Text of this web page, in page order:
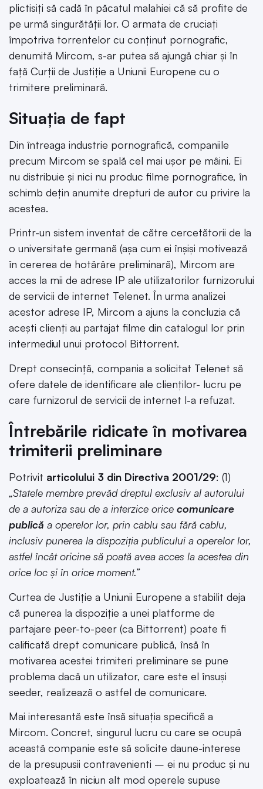
plictisiți să cadă în păcatul malahiei că să profite de
pe urmă singurătății lor. O armata de cruciați
împotriva torrentelor cu conținut pornografic,
denumită Mircom, s-ar putea să ajungă chiar și în
față Curții de Justiție a Uniunii Europene cu o
trimitere preliminară.
Situația de fapt
Din întreaga industrie pornografică, companiile
precum Mircom se spală cel mai ușor pe mâini. Ei
nu distribuie și nici nu produc filme pornografice, în
schimb dețin anumite drepturi de autor cu privire la
acestea.
Printr-un sistem inventat de către cercetătorii de la
o universitate germană (așa cum ei înșiși motivează
în cererea de hotărâre preliminară), Mircom are
acces la mii de adrese IP ale utilizatorilor furnizorului
de servicii de internet Telenet. În urma analizei
acestor adrese IP, Mircom a ajuns la concluzia că
acești clienți au partajat filme din catalogul lor prin
intermediul unui protocol Bittorrent.
Drept consecință, compania a solicitat Telenet să
ofere datele de identificare ale clienților- lucru pe
care furnizorul de servicii de internet l-a refuzat.
Întrebările ridicate în motivarea
trimiterii preliminare
Potrivit articolului 3 din Directiva 2001/29: (1)
„Statele membre prevăd dreptul exclusiv al autorului
de a autoriza sau de a interzice orice comunicare
publică a operelor lor, prin cablu sau fără cablu,
inclusiv punerea la dispoziția publicului a operelor lor,
astfel încât oricine să poată avea acces la acestea din
orice loc și în orice moment.”
Curtea de Justiție a Uniunii Europene a stabilit deja
că punerea la dispoziție a unei platforme de
partajare peer-to-peer (ca Bittorrent) poate fi
calificată drept comunicare publică, însă în
motivarea acestei trimiteri preliminare se pune
problema dacă un utilizator, care este el însuși
seeder, realizează o astfel de comunicare.
Mai interesantă este însă situația specifică a
Mircom. Concret, singurul lucru cu care se ocupă
această companie este să solicite daune-interese
de la presupusii contravenienti – ei nu produc și nu
exploatează în niciun alt mod operele supuse